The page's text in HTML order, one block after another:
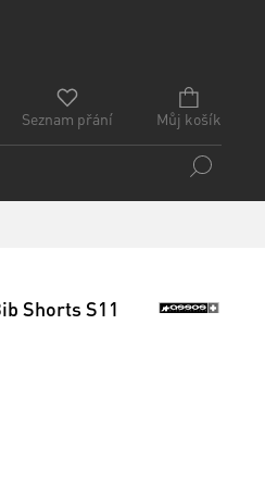
Můj košík
Seznam přání
Shorts S11